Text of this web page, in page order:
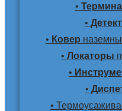
•
•
• Ковер
• Локаторы
•
•
•